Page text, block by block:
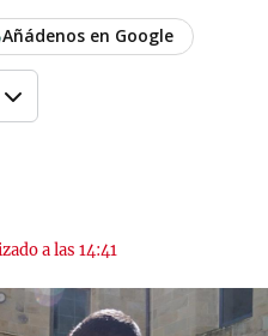
a las 14:41
Añádenos en Google